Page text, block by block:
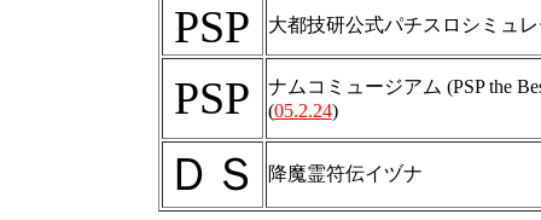
PSP 大都技研公式パチスロシミュ
PSP
ナムコミュージアム (PSP the
(05.2.24)
ＤＳ 降魔霊符伝イヅナ